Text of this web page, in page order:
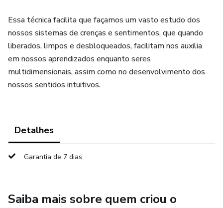
Essa técnica facilita que façamos um vasto estudo dos
nossos sistemas de crenças e sentimentos, que quando
liberados, limpos e desbloqueados, facilitam nos auxilia
em nossos aprendizados enquanto seres
multidimensionais, assim como no desenvolvimento dos
nossos sentidos intuitivos.
Detalhes
Garantia de 7 dias
Saiba mais sobre quem criou o